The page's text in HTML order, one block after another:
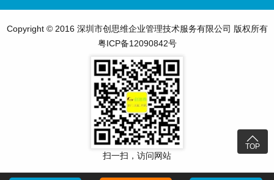

TOP
Copyright © 2016 深圳市创思维企业管理技术服务有限公司 版权所有
粤ICP备12090842号
扫一扫，访问网站